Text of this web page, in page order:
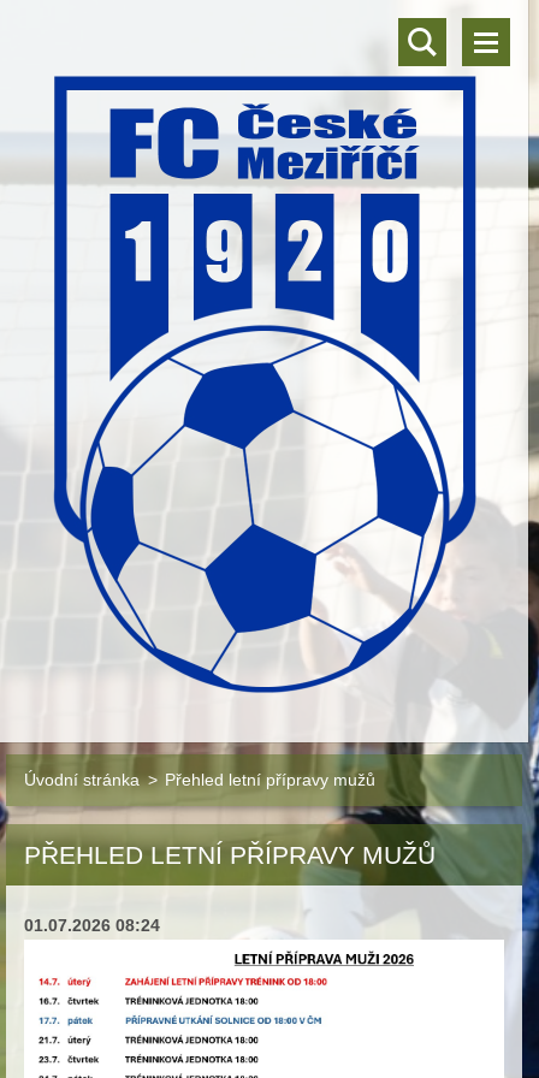
Úvodní stránka > Přehled letní přípravy mužů
PŘEHLED LETNÍ PŘÍPRAVY MUŽŮ
01.07.2026 08:24